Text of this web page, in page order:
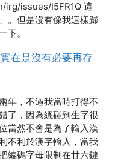
issues/I5FR1Q 這
。但是沒有像我這樣歸
下。
在是沒有必要再存
年，不過我當時打得不
了，因為總碰到生字很
當然不會是為了輸入漢
不利於漢字輸入，當我
編碼字母限制在廿六鍵